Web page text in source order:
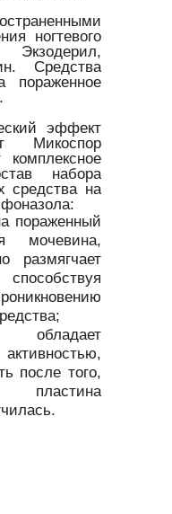
ногтевого
Средства
пораженное
эффект
Микоспор
набора
средства на
пораженный
мочевина,
размягчает
способствуя
обладает
после того,